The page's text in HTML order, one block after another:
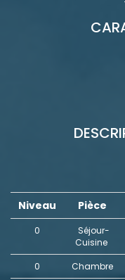
Niveau Pièce
0
Séjour-
Cuisine
0 Chambre